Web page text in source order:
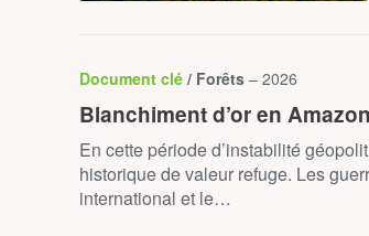
Document clé / Forêts – 2026
Blanchiment d’or en
En cette période d’instabilité
historique de valeur refuge. Les
international et le…